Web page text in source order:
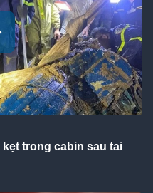
trong cabin sau tai